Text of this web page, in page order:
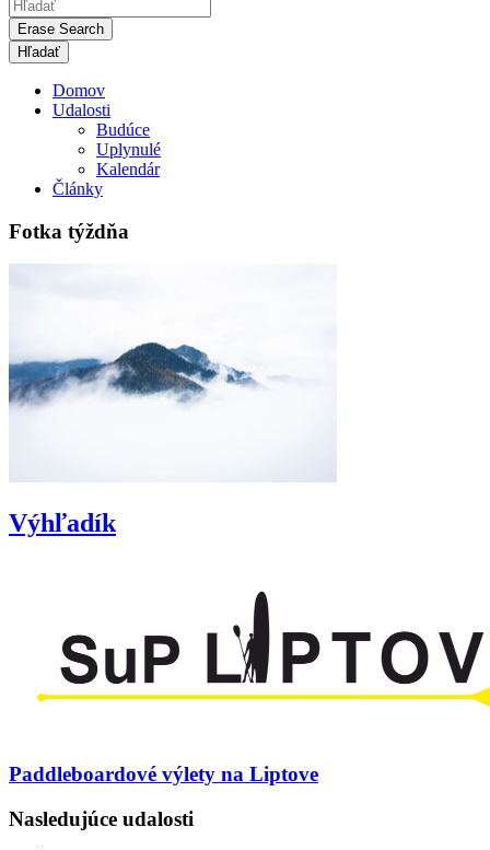
Erase Search
Domov
Udalosti
Budúce
Uplynulé
Kalendár
Články
Fotka týždňa
Výhľadík
Paddleboardové výlety na Liptove
Nasledujúce udalosti